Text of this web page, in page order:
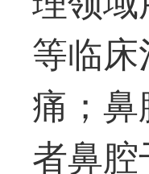
等临
痛；
者鼻